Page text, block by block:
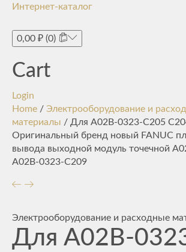
Интернет-каталог
0,00 ₽ (0)
Cart
Login
Home / Электрооборудование и
материалы / Для A02B-0323-C205
Оригинальный бренд новый FANUC
вывода выходной модуль точечной
A02B-0323-C209
Электрооборудование и расходные
Для A02B-